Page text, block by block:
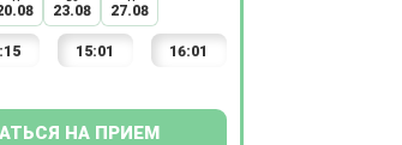
23.08 27.08
15:01 16:01
НА ПРИЕМ